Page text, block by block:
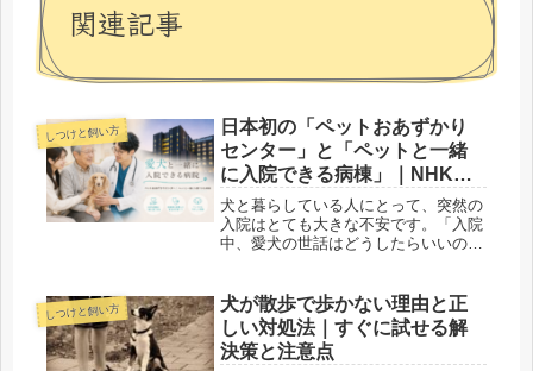
関連記事
しつけと飼い方
日本初の「ペットおあずかり
センター」と「ペットと一緒
に入院できる病棟」｜NHK番
組を見て感じた、愛犬と飼い
主に寄り添う新しい医療の形
犬と暮らしている人にとって、突然の
入院はとても大きな不安です。「入院
中、愛犬の世話はどうしたらいいのだ
らなかったら、入院そのものをためら
ってしまうかもしれない」愛犬を家族
の...
しつけと飼い方
犬が散歩で歩かない理由と正
しい対処法｜すぐに試せる解
決策と注意点